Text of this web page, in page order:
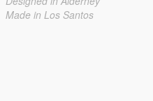
Made in Los Santos